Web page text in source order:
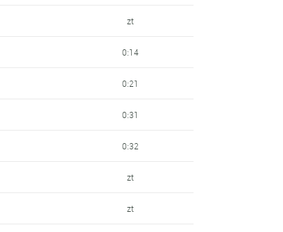
zt
0:14
0:21
0:31
0:32
zt
zt